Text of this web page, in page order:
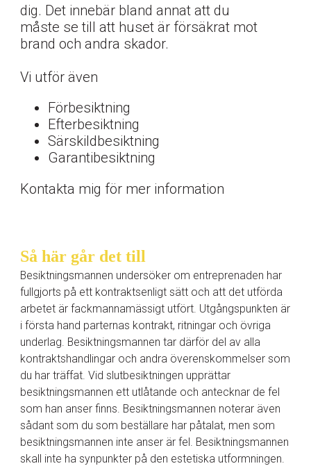
dig. Det innebär bland annat att du
måste se till att huset är försäkrat mot
brand och andra skador.
Vi utför även
Förbesiktning
Efterbesiktning
Särskildbesiktning
Garantibesiktning
Kontakta mig för mer information
Så här går det till
Besiktningsmannen undersöker om entreprenaden har
fullgjorts på ett kontraktsenligt sätt och att det utförda
arbetet är fackmannamässigt utfört. Utgångspunkten är
i första hand parternas kontrakt, ritningar och övriga
underlag. Besiktningsmannen tar därför del av alla
kontraktshandlingar och andra överenskommelser som
du har träffat. Vid slutbesiktningen upprättar
besiktningsmannen ett utlåtande och antecknar de fel
som han anser finns. Besiktningsmannen noterar även
sådant som du som beställare har påtalat, men som
besiktningsmannen inte anser är fel. Besiktningsmannen
skall inte ha synpunkter på den estetiska utformningen.